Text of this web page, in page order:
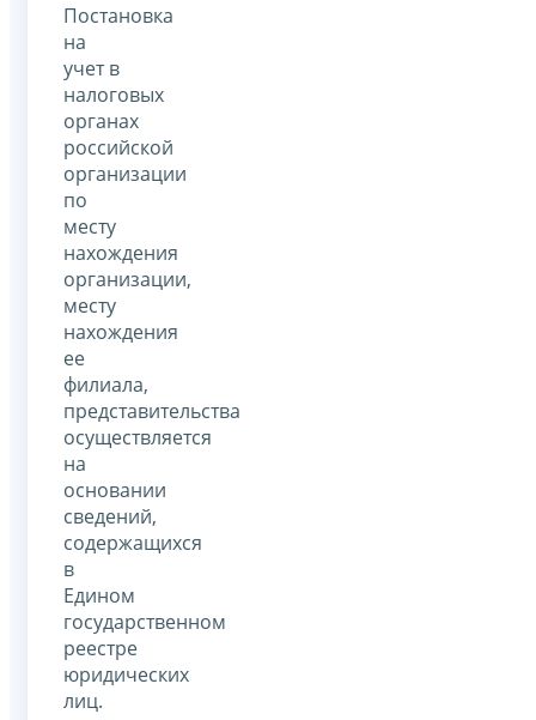
Постановка
на
учет в
налоговых
органах
российской
организации
по
месту
нахождения
организации,
месту
нахождения
ее
филиала,
представительства
осуществляется
на
основании
сведений,
содержащихся
в
Едином
государственном
реестре
юридических
лиц.